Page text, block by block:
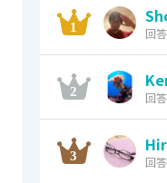
回
回
回